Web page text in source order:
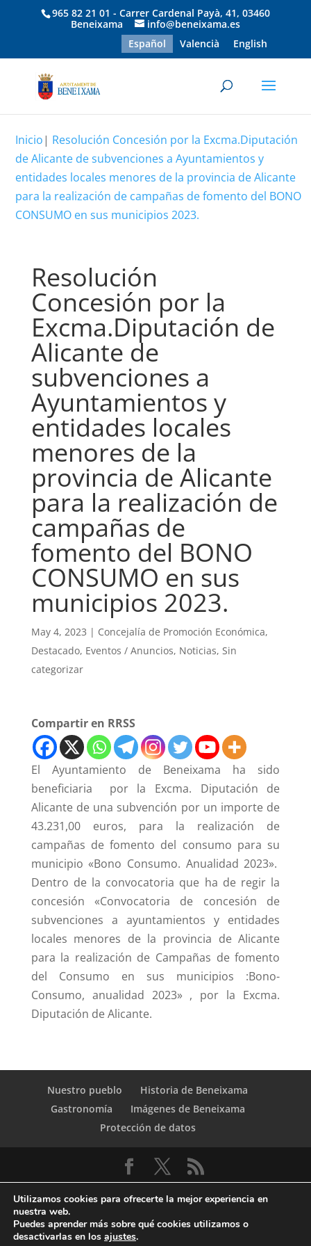
965 82 21 01 - Carrer Cardenal Payà, 41, 03460
Beneixama
info@beneixama.es
Español
Valencià English
Inicio| Resolución Concesión por la Excma.Diputación
de Alicante de subvenciones a Ayuntamientos y
entidades locales menores de la provincia de Alicante
para la realización de campañas de fomento del BONO
CONSUMO en sus municipios 2023.
Resolución
Concesión por la
Excma.Diputación de
Alicante de
subvenciones a
Ayuntamientos y
entidades locales
menores de la
provincia de Alicante
para la realización de
campañas de
fomento del BONO
CONSUMO en sus
municipios 2023.
May 4, 2023 | Concejalía de Promoción Económica,
Destacado, Eventos / Anuncios, Noticias, Sin
categorizar
Compartir en RRSS
El Ayuntamiento de Beneixama ha sido
beneficiaria por la Excma. Diputación de
Alicante de una subvención por un importe de
43.231,00 euros, para la realización de
campañas de fomento del consumo para su
municipio «Bono Consumo. Anualidad 2023».
Dentro de la convocatoria que ha de regir la
concesión «Convocatoria de concesión de
subvenciones a ayuntamientos y entidades
locales menores de la provincia de Alicante
para la realización de Campañas de fomento
del Consumo en sus municipios :Bono-
Consumo, anualidad 2023» , por la Excma.
Diputación de Alicante.
Nuestro pueblo
Historia de Beneixama
Gastronomía
Imágenes de Beneixama
Protección de datos
Utilizamos cookies para ofrecerte la mejor experiencia en
nuestra web.
Puedes aprender más sobre qué cookies utilizamos o
desactivarlas en los ajustes.